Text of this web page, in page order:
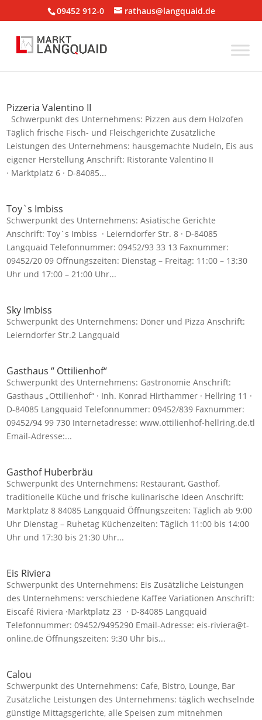
09452 912-0 rathaus@langquaid.de
Pizzeria Valentino II
Schwerpunkt des Unternehmens: Pizzen aus dem Holzofen
Täglich frische Fisch- und Fleischgerichte Zusätzliche
Leistungen des Unternehmens: hausgemachte Nudeln, Eis aus
eigener Herstellung Anschrift: Ristorante Valentino II
· Marktplatz 6 · D-84085...
Toy`s Imbiss
Schwerpunkt des Unternehmens: Asiatische Gerichte
Anschrift: Toy`s Imbiss · Leierndorfer Str. 8 · D-84085
Langquaid Telefonnummer: 09452/93 33 13 Faxnummer:
09452/20 09 Öffnungszeiten: Dienstag – Freitag: 11:00 – 13:30
Uhr und 17:00 – 21:00 Uhr...
Sky Imbiss
Schwerpunkt des Unternehmens: Döner und Pizza Anschrift:
Leierndorfer Str.2 Langquaid
Gasthaus “ Ottilienhof“
Schwerpunkt des Unternehmens: Gastronomie Anschrift:
Gasthaus „Ottilienhof“ · Inh. Konrad Hirthammer · Hellring 11 ·
D-84085 Langquaid Telefonnummer: 09452/839 Faxnummer:
09452/94 99 730 Internetadresse: www.ottilienhof-hellring.de.tl
Email-Adresse:...
Gasthof Huberbräu
Schwerpunkt des Unternehmens: Restaurant, Gasthof,
traditionelle Küche und frische kulinarische Ideen Anschrift:
Marktplatz 8 84085 Langquaid Öffnungszeiten: Täglich ab 9:00
Uhr Dienstag – Ruhetag Küchenzeiten: Täglich 11:00 bis 14:00
Uhr und 17:30 bis 21:30 Uhr...
Eis Riviera
Schwerpunkt des Unternehmens: Eis Zusätzliche Leistungen
des Unternehmens: verschiedene Kaffee Variationen Anschrift:
Eiscafé Riviera ·Marktplatz 23 · D-84085 Langquaid
Telefonnummer: 09452/9495290 Email-Adresse: eis-riviera@t-
online.de Öffnungszeiten: 9:30 Uhr bis...
Calou
Schwerpunkt des Unternehmens: Cafe, Bistro, Lounge, Bar
Zusätzliche Leistungen des Unternehmens: täglich wechselnde
günstige Mittagsgerichte, alle Speisen zum mitnehmen